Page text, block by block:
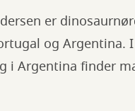
er
og
i Argentina finder